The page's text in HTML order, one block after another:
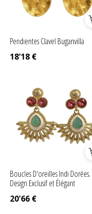
Pendientes Clavel Buganvilla
18'18 €
Boucles D'oreilles Indi Dorées.
Design Exclusif et Élégant
20'66 €